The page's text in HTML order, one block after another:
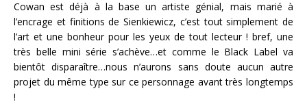
Cowan est déjà à la base un artiste génial, mais marié à
l’encrage et finitions de Sienkiewicz, c’est tout simplement de
l’art et une bonheur pour les yeux de tout lecteur ! bref, une
très belle mini série s’achève…et comme le Black Label va
bientôt disparaître…nous n’aurons sans doute aucun autre
projet du même type sur ce personnage avant très longtemps
!